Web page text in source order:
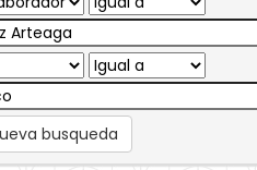
busqueda